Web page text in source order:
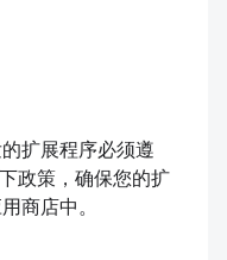
扩展程序必须遵
政策，确保您的扩
商店中。